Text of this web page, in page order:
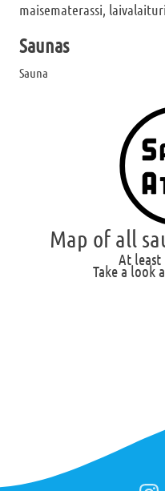
maisematerassi,
Saunas
Sauna
Map of all
At least
Take a look